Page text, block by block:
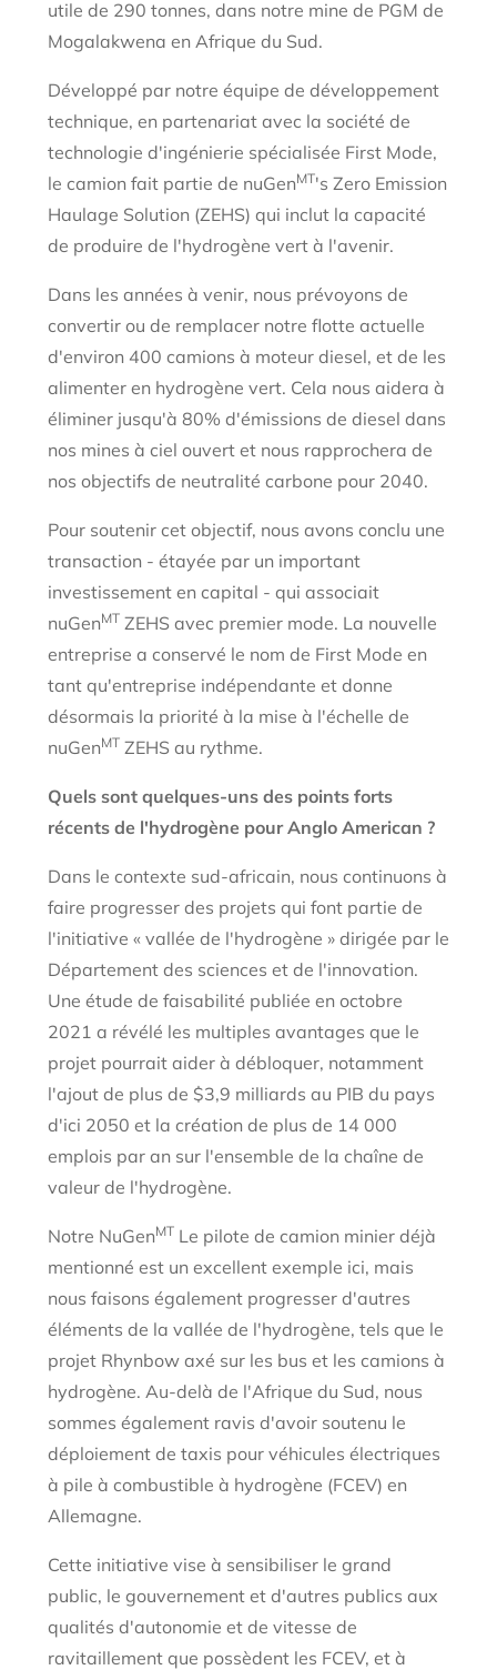
utile de 290 tonnes, dans notre mine de PGM de
Mogalakwena en Afrique du Sud.
Développé par notre équipe de développement
technique, en partenariat avec la société de
technologie d'ingénierie spécialisée First Mode,
le camion fait partie de nuGenMT's Zero Emission
Haulage Solution (ZEHS) qui inclut la capacité
de produire de l'hydrogène vert à l'avenir.
Dans les années à venir, nous prévoyons de
convertir ou de remplacer notre flotte actuelle
d'environ 400 camions à moteur diesel, et de les
alimenter en hydrogène vert. Cela nous aidera à
éliminer jusqu'à 80% d'émissions de diesel dans
nos mines à ciel ouvert et nous rapprochera de
nos objectifs de neutralité carbone pour 2040.
Pour soutenir cet objectif, nous avons conclu une
transaction - étayée par un important
investissement en capital - qui associait
nuGenMT ZEHS avec premier mode. La nouvelle
entreprise a conservé le nom de First Mode en
tant qu'entreprise indépendante et donne
désormais la priorité à la mise à l'échelle de
nuGenMT ZEHS au rythme.
Quels sont quelques-uns des points forts
récents de l'hydrogène pour Anglo American ?
Dans le contexte sud-africain, nous continuons à
faire progresser des projets qui font partie de
l'initiative « vallée de l'hydrogène » dirigée par le
Département des sciences et de l'innovation.
Une étude de faisabilité publiée en octobre
2021 a révélé les multiples avantages que le
projet pourrait aider à débloquer, notamment
l'ajout de plus de $3,9 milliards au PIB du pays
d'ici 2050 et la création de plus de 14 000
emplois par an sur l'ensemble de la chaîne de
valeur de l'hydrogène.
Notre NuGenMT Le pilote de camion minier déjà
mentionné est un excellent exemple ici, mais
nous faisons également progresser d'autres
éléments de la vallée de l'hydrogène, tels que le
projet Rhynbow axé sur les bus et les camions à
hydrogène. Au-delà de l'Afrique du Sud, nous
sommes également ravis d'avoir soutenu le
déploiement de taxis pour véhicules électriques
à pile à combustible à hydrogène (FCEV) en
Allemagne.
Cette initiative vise à sensibiliser le grand
public, le gouvernement et d'autres publics aux
qualités d'autonomie et de vitesse de
ravitaillement que possèdent les FCEV, et à